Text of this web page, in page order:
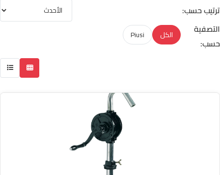
ترتيب حسب:
التصفية
حسب:
الكل Piusi